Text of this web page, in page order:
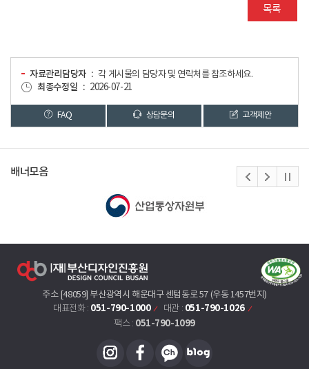
목록
자료관리담당자
각 게시물의 담당자 및 연락처를 참조하세요.
최종수정일
2026-07-21
FAQ 상담문의 고객제안
배너모음
주소 [48059] 부산광역시 해운대구 센텀동로 57 (우동 1457번지)
대표전화 : 051-790-1000 대관 : 051-790-1026
팩스 : 051-790-1099